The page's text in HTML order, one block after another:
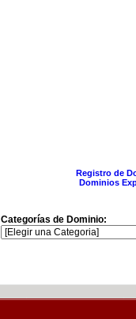
Registro de
Dominios
Categorías de Dominio: